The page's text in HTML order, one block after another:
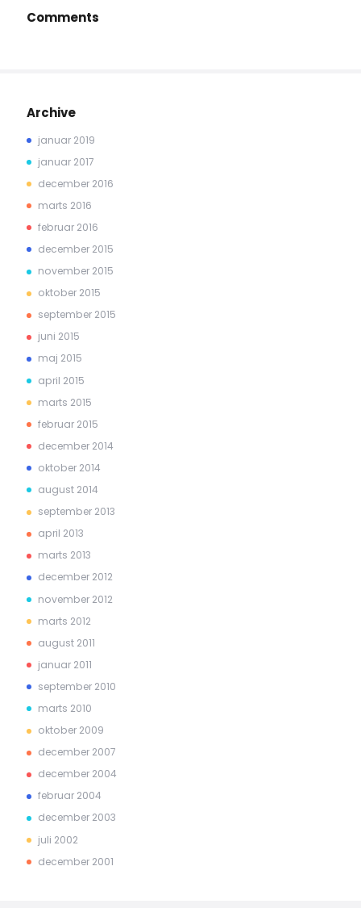
Comments
Archive
januar 2019
januar 2017
december 2016
marts 2016
februar 2016
december 2015
november 2015
oktober 2015
september 2015
juni 2015
maj 2015
april 2015
marts 2015
februar 2015
december 2014
oktober 2014
august 2014
september 2013
april 2013
marts 2013
december 2012
november 2012
marts 2012
august 2011
januar 2011
september 2010
marts 2010
oktober 2009
december 2007
december 2004
februar 2004
december 2003
juli 2002
december 2001